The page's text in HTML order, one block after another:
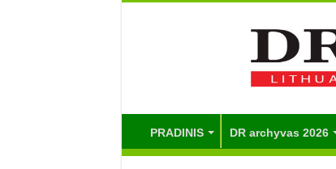
PRADINIS DR archyvas 2026